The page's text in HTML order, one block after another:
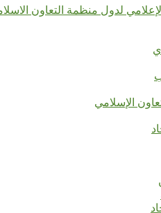
لدول منظمة التعاون
الإسلامي